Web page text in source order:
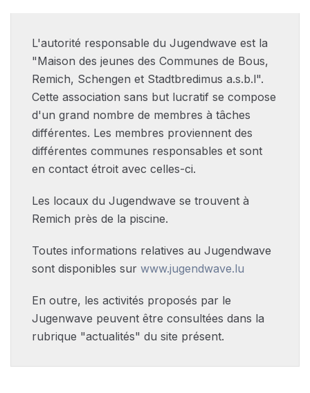
L'autorité responsable du Jugendwave est la
"Maison des jeunes des Communes de Bous,
Remich, Schengen et Stadtbredimus a.s.b.l".
Cette association sans but lucratif se compose
d'un grand nombre de membres à tâches
différentes. Les membres proviennent des
différentes communes responsables et sont
en contact étroit avec celles-ci.
Les locaux du Jugendwave se trouvent à
Remich près de la piscine.
Toutes informations relatives au Jugendwave
sont disponibles sur www.jugendwave.lu
En outre, les activités proposés par le
Jugenwave peuvent être consultées dans la
rubrique "actualités" du site présent.